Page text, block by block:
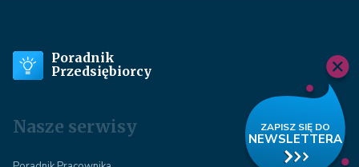
Poradnik
Przedsiębiorcy
Nasze serwisy